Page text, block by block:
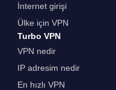
İnternet girişi
Ülke için VPN
Turbo VPN
VPN nedir
IP adresim nedir
En hızlı VPN